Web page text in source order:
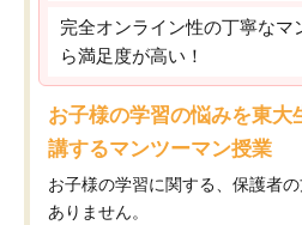
完全オンライン性の丁寧なマ
ら満足度が高い！
お子様の学習の悩みを東大
講するマンツーマン授業
お子様の学習に関する、保護者
ありません。